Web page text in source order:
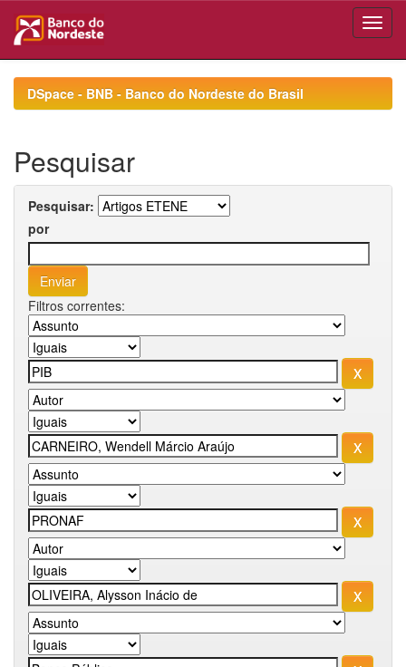
navigationDSpace - BNB - Banco do Nordeste do Brasil
Pesquisar
Pesquisar:
por
Filtros correntes: